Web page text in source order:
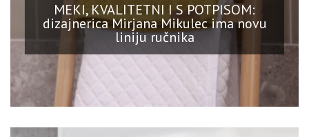
MEKI, KVALITETNI I S POTPISOM:
dizajnerica Mirjana Mikulec ima novu
liniju ručnika